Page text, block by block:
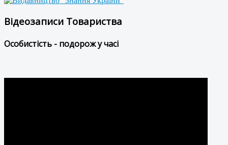
Відеозаписи Товариства
Особистість - подорож у часі